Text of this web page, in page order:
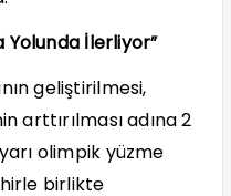
Yolunda İlerliyor”
geliştirilmesi,
arttırılması adına 2
olimpik yüzme
birlikte